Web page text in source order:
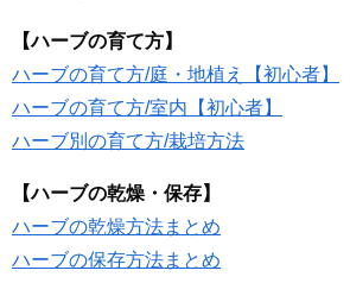
【ハーブの育て方】
ハーブの育て方/庭・地植え【初心者】
ハーブの育て方/室内【初心者】
ハーブ別の育て方/栽培方法
【ハーブの乾燥・保存】
ハーブの乾燥方法まとめ
ハーブの保存方法まとめ